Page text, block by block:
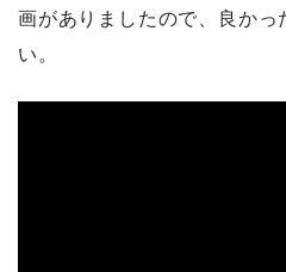
画がありましたので、良かっ
い。